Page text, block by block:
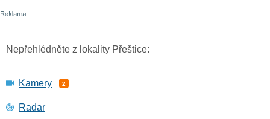
Nepřehlédněte z lokality Přeštice:
Kamery 2
Radar